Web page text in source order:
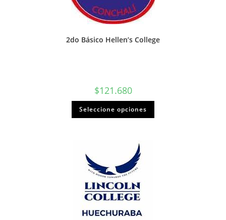
2do Básico Hellen’s College
$121.680
Seleccione opciones